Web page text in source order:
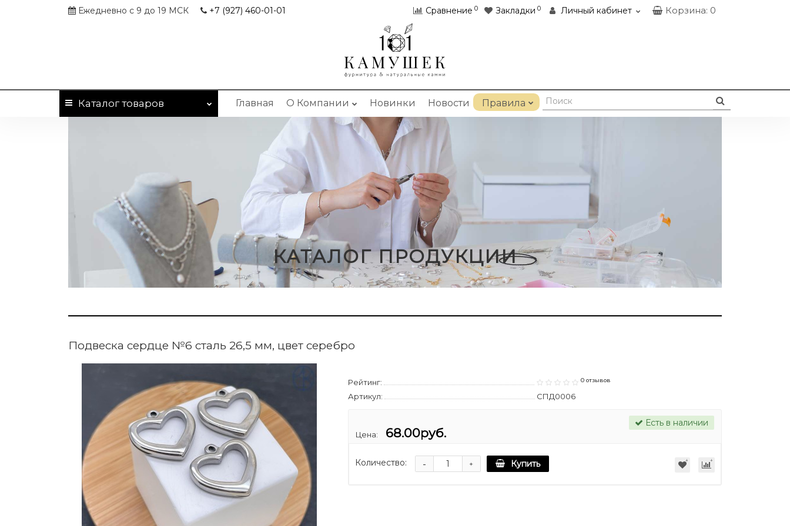
Ежедневно с 9 до 19 МСК +7 (927) 460-01-01 Сравнение 0 Закладки 0 Личный кабинет Корзина: 0
Каталогтоваров Главная О Компании Новинки Новости Правила
КАТАЛОГ ПРОДУКЦИИ
Подвеска сердце №6 сталь 26,5 мм, цвет серебро
Рейтинг: 0 отзывов
Артикул: СПД0006
Цена: 68.00руб.
Есть в наличии
Количество: +
- Купить